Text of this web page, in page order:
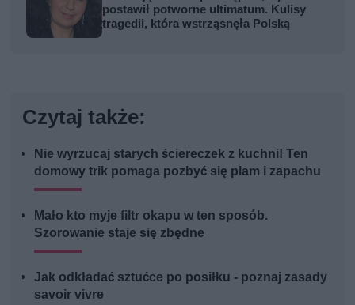
postawił potworne ultimatum. Kulisy
tragedii, która wstrząsnęła Polską
Czytaj także:
Nie wyrzucaj starych ściereczek z kuchni! Ten
domowy trik pomaga pozbyć się plam i zapachu
Mało kto myje filtr okapu w ten sposób.
Szorowanie staje się zbędne
Jak odkładać sztućce po posiłku - poznaj zasady
savoir vivre